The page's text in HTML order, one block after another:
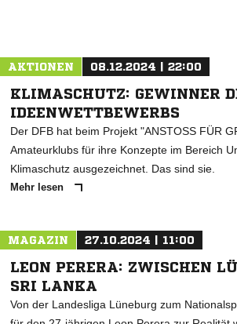
AKTIONEN 08.12.2024 | 22:00
KLIMASCHUTZ: GEWINNER
IDEENWETTBEWERBS
Der DFB hat beim Projekt "ANSTOSS FÜR
Amateurklubs für ihre Konzepte im Bereich
Klimaschutz ausgezeichnet. Das sind sie.
Mehr lesen
MAGAZIN 27.10.2024 | 11:00
LEON PERERA: ZWISCHEN
SRI LANKA
Von der Landesliga Lüneburg zum